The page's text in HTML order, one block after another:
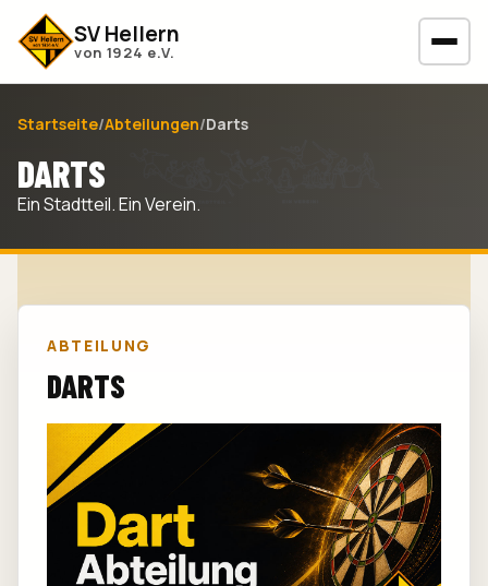
SV Hellern
von 1924 e.V.
Startseite/Abteilungen/Darts
DARTS
Ein Stadtteil. Ein Verein.
ABTEILUNG
DARTS